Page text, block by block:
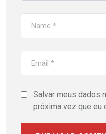
Salvar meus dados
próxima vez que eu